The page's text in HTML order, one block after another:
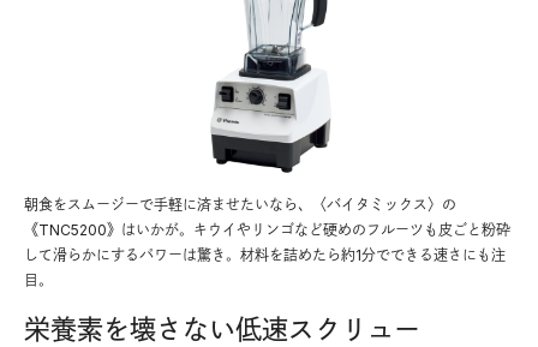
朝食をスムージーで手軽に済ませたいなら、〈バイタミックス〉の
《TNC5200》はいかが。キウイやリンゴなど硬めのフルーツも皮ごと粉砕
して滑らかにするパワーは驚き。材料を詰めたら約1分でできる速さにも注
目。
栄養素を壊さない低速スクリュー